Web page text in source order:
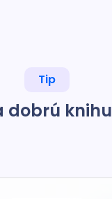
Tip
dobrú knihu